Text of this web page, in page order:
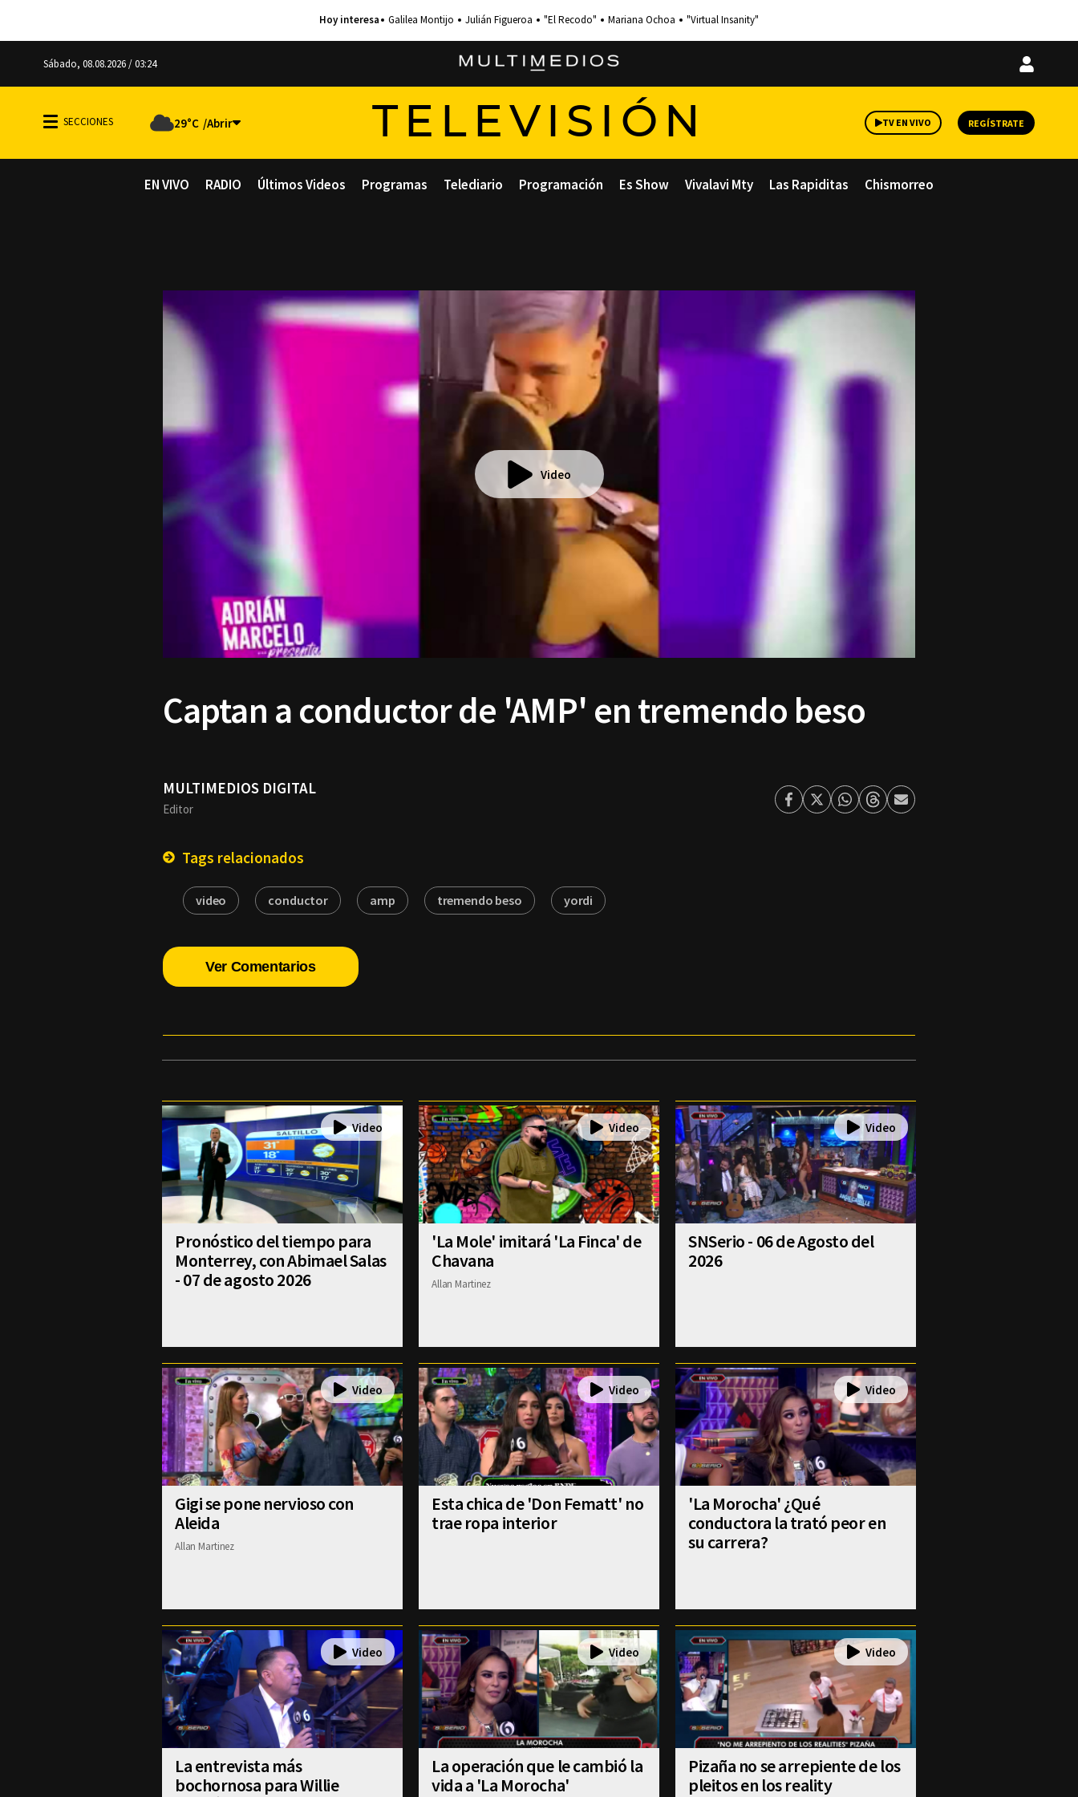
Galilea Montijo Julián Figueroa "El Recodo" Mariana Ochoa "Virtual Insanity"
Sábado, 08.08.2026 / 03:24
Iniciar
29°C TELEVISIÓN TV EN VIVO REGÍSTRATE
EN VIVO RADIO Últimos Videos Programas Telediario Programación Es Show Vivalavi Mty Las Rapiditas Chismorreo
Video
Captan a conductor de 'AMP' en tremendo beso
MULTIMEDIOS DIGITAL
Editor Facebook
TwitterWhatsapp
ThreadsEnviar
Tags relacionados
video conductor amp tremendo beso yordi
Ver Comentarios
Pronóstico del tiempo para
Monterrey, con Abimael Salas
- 07 de agosto 2026
'La Mole' imitará 'La Finca' de
Chavana
Allan Martinez
SNSerio - 06 de Agosto del
2026
Gigi se pone nervioso con
Aleida
Allan Martinez
Esta chica de 'Don Fematt' no
trae ropa interior
'La Morocha' ¿Qué
conductora la trató peor en
su carrera?
La entrevista más
bochornosa para Willie
La operación que le cambió la
vida a 'La Morocha'
Pizaña no se arrepiente de los
pleitos en los reality